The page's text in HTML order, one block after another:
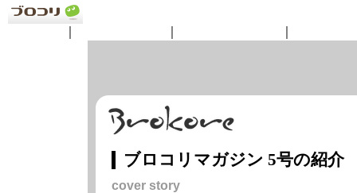
ブロコリマガジン 5号の紹介
cover story